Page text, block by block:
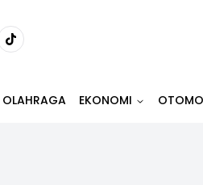
OLAHRAGA EKONOMI